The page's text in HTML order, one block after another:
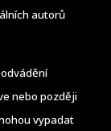
autorů
nebo později
vypadat